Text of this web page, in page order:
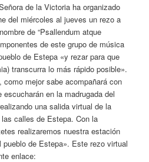
de la Victoria ha organizado
del miércoles al jueves un rezo a
de “Psallendum atque
de este grupo de música
de Estepa «y rezar para que
transcurra lo más rápido posible».
mejor sabe acompañará con
en la madrugada del
una salida virtual de la
calles de Estepa. Con la
realizaremos nuestra estación
de Estepa». Este rezo virtual
enlace: